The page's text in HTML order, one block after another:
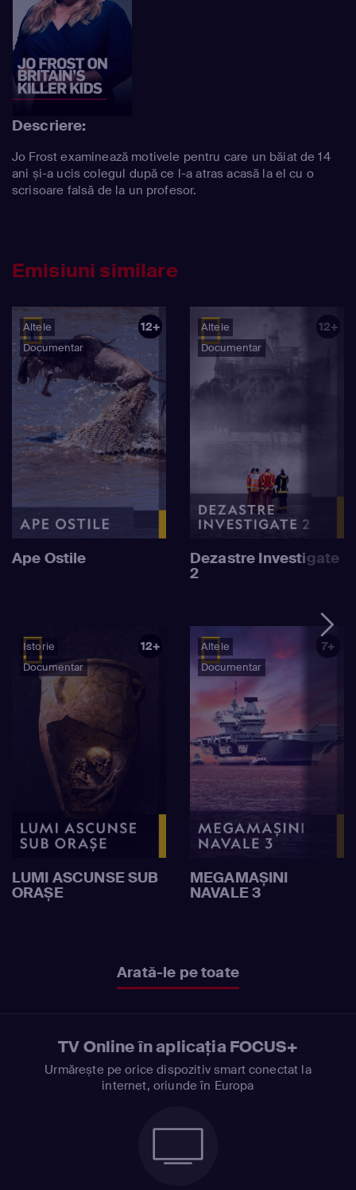
Descriere:
Jo Frost examinează motivele pentru care un băiat de 14
ani și-a ucis colegul după ce l-a atras acasă la el cu o
scrisoare falsă de la un profesor.
Emisiuni similare
Altele
Documentar
12+
Ape Ostile
Altele
Documentar
12+
Dezastre Investigate
2
Istorie
Documentar
12+
LUMI ASCUNSE SUB
ORAȘE
Altele
Documentar
7+
MEGAMAȘINI
NAVALE 3
Arată-le pe toate
TV Online în aplicația FOCUS+
Urmărește pe orice dispozitiv smart conectat la
internet, oriunde în Europa